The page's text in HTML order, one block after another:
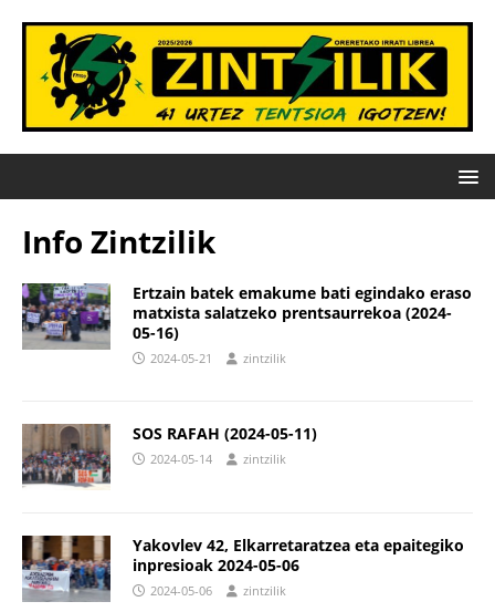
Info Zintzilik
Ertzain batek emakume bati egindako eraso
matxista salatzeko prentsaurrekoa (2024-
05-16)
2024-05-21 zintzilik
SOS RAFAH (2024-05-11)
2024-05-14 zintzilik
Yakovlev 42, Elkarretaratzea eta epaitegiko
inpresioak 2024-05-06
2024-05-06 zintzilik